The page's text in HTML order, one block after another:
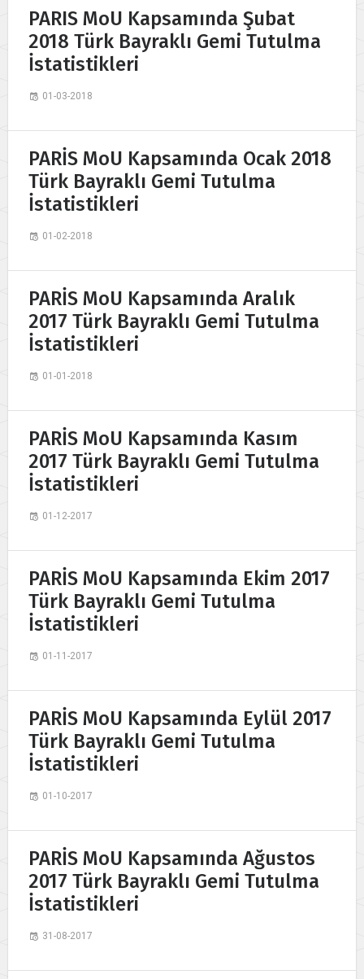
PARIS MoU Kapsamında Şubat
2018 Türk Bayraklı Gemi Tutulma
İstatistikleri
01-03-2018
PARİS MoU Kapsamında Ocak 2018
Türk Bayraklı Gemi Tutulma
İstatistikleri
01-02-2018
PARİS MoU Kapsamında Aralık
2017 Türk Bayraklı Gemi Tutulma
İstatistikleri
01-01-2018
PARİS MoU Kapsamında Kasım
2017 Türk Bayraklı Gemi Tutulma
İstatistikleri
01-12-2017
PARİS MoU Kapsamında Ekim 2017
Türk Bayraklı Gemi Tutulma
İstatistikleri
01-11-2017
PARİS MoU Kapsamında Eylül 2017
Türk Bayraklı Gemi Tutulma
İstatistikleri
01-10-2017
PARİS MoU Kapsamında Ağustos
2017 Türk Bayraklı Gemi Tutulma
İstatistikleri
31-08-2017